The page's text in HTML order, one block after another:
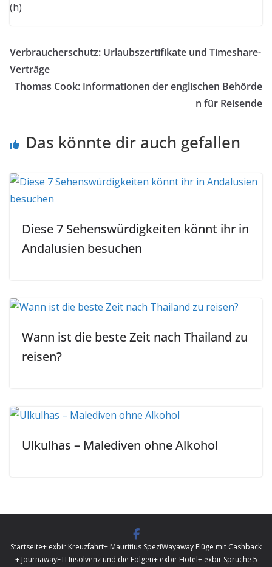
(h)
Verbraucherschutz: Urlaubszertifikate und Timeshare-
Verträge
Thomas Cook: Informationen der englischen Behörde
n für Reisende
Das könnte dir auch gefallen
Diese 7 Sehenswürdigkeiten könnt ihr in
Andalusien besuchen
Wann ist die beste Zeit nach Thailand zu
reisen?
Ulkulhas – Malediven ohne Alkohol
Startseite+ exbir Kreuzfahrt+ Mauritius SpeziWayaway Flüge mit Cashback
+ JournawayFTI Insolvenz und die Folgen+ exbir Hotel+ exbir Sprüche 5